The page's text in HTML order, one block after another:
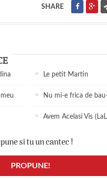
SHARE
Le petit Martin
Nu mi-e frica de bau-
Avem Acelasi Vis
si tu un cantec !
PROPUNE!